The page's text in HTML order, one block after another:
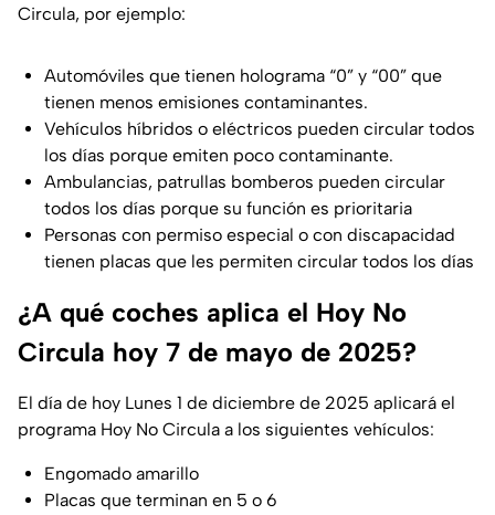
Circula, por ejemplo:
Automóviles que tienen holograma “0” y “00” que
tienen menos emisiones contaminantes.
Vehículos híbridos o eléctricos pueden circular todos
los días porque emiten poco contaminante.
Ambulancias, patrullas bomberos pueden circular
todos los días porque su función es prioritaria
Personas con permiso especial o con discapacidad
tienen placas que les permiten circular todos los días
¿A qué coches aplica el Hoy No
Circula hoy 7 de mayo de 2025?
El día de hoy Lunes 1 de diciembre de 2025 aplicará el
programa Hoy No Circula a los siguientes vehículos:
Engomado amarillo
Placas que terminan en 5 o 6